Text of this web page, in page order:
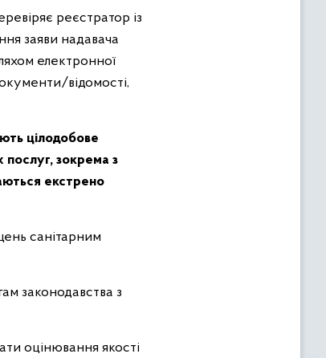
реєстратор із
заяви надавача
електронної
відомості,
цілодобове
послуг, зокрема з
екстрено
санітарним
законодавства з
оцінювання якості